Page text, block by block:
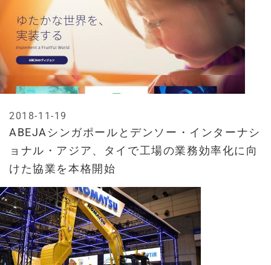
ABEJAシンガポールとデンソー・インターナシ
ョナル・アジア、タイで工場の業務効率化に向
けた協業を本格開始
2018-11-19